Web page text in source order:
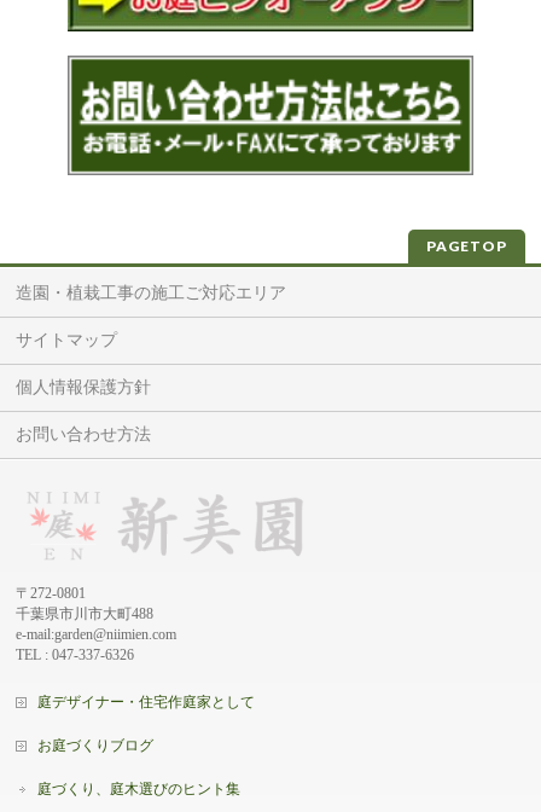
PAGETOP
造園・植栽工事の施工ご対応エリア
サイトマップ
個人情報保護方針
お問い合わせ方法
〒272-0801
千葉県市川市大町488
e-mail:garden@niimien.com
TEL : 047-337-6326
庭デザイナー・住宅作庭家として
お庭づくりブログ
庭づくり、庭木選びのヒント集